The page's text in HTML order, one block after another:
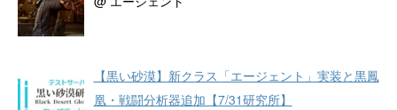
【黒い砂漠】新クラス「エージェント」実装と黒鳳
凰・戦闘分析器追加【7/31研究所】